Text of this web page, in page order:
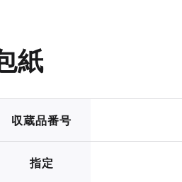
紙
収蔵品番号
指定